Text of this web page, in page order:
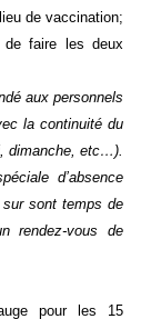
de vaccination;
de faire les deux
aux personnels
la continuité du
dimanche, etc…).
d’absence
sont temps de
rendez-vous de
pour les 15